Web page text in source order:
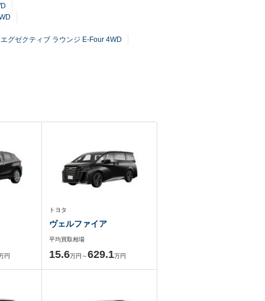
グゼクティブ ラウンジ E-Four 4WD
円
トヨタ
ヴェルファイア
平均買取相場
15.6万円～629.1万円